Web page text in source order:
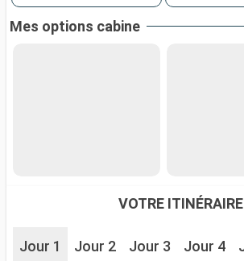
Mes options cabine
VOTRE ITINÉRAIRE
Jour 1 Jour 2 Jour 3 Jour 4